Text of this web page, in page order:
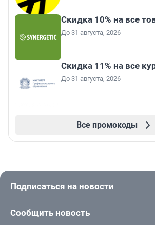
Скидка 10% на все
До 31 августа, 2026
Скидка 11% на все
До 31 августа, 2026
Все промокоды
Подписаться на новости
Сообщить новость